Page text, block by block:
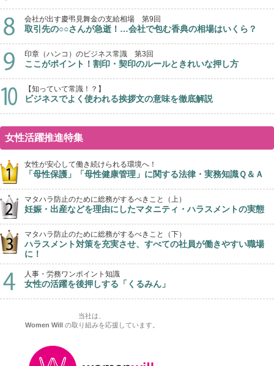
会社が出す慶弔見舞金の支給相場 第9回
取引先の○○さんが急逝！…会社で包む香典の相場はいくら？
印章（ハンコ）のビジネス常識 第3回
ここがポイント！割印・契印のルールときれいな押し方
【知っていて常識！？】
ビジネスでよく使われる挨拶文の意味を徹底解説
女性活躍推進特集
女性が安心して働き続けられる環境へ！
「母性保護」「母性健康管理」に関する法律・実務知識Ｑ＆Ａ
マタハラ防止のために総務がするべきこと（上）
妊娠・出産などを理由にしたマタニティ・ハラスメントの実態
マタハラ防止のために総務がするべきこと（下）
ハラスメント対策を充実させ、すべての社員が働きやすい職場
に！
人事・労務ワンポイント知識
女性の活躍を後押しする「くるみん」
当社は、
Women Willの取り組みを応援しています。